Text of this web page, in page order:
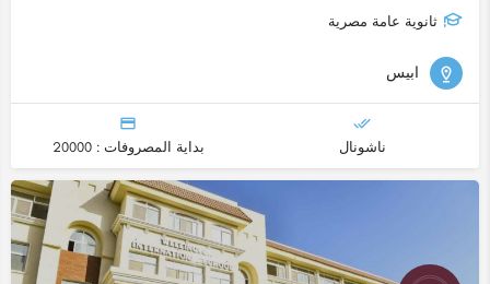
ثانوية عامة مصرية
ابيس
ناشونال بداية المصروفات : 20000